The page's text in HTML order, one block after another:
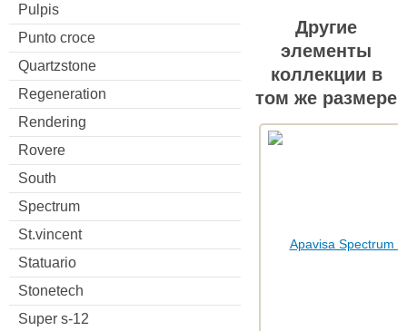
Pulpis
Punto croce
Quartzstone
Regeneration
Rendering
Rovere
South
Spectrum
St.vincent
Statuario
Stonetech
Super s-12
Другие
элементы
коллекции в
том же размере